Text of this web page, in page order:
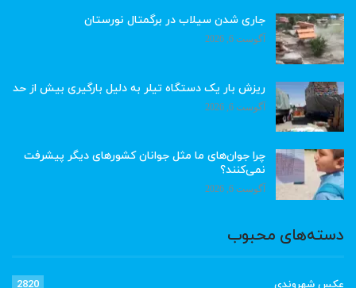
جاری شدن سیلاب در برگمتال نورستان
آگوست 6, 2026
ریزش بار یک دستگاه تیلر به دلیل بارگیری بیش از حد
آگوست 6, 2026
چرا جوان‌های ما مثل جوانان کشورهای دیگر پیشرفت
نمی‌کنند؟
آگوست 6, 2026
دسته‌های محبوب